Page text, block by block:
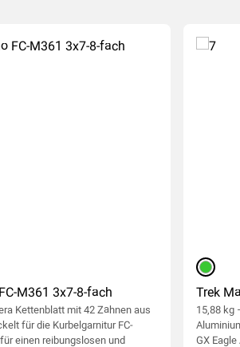
(150)
M361 3x7-8-fach
Kettenblatt mit 42 Zähnen aus
für die Kurbelgarnitur FC-
einen reibungslosen und
grün
Trek
15,88 kg
GX Eagle